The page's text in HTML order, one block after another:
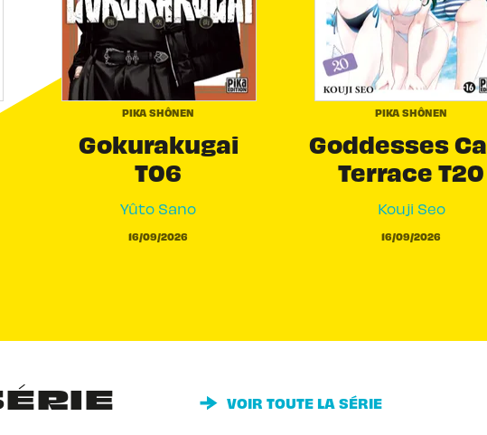
PIKA SHÔNEN
Gokurakugai
T06
Yûto Sano
16/09/2026
PIKA SHÔNEN
Goddesses
Terrace T20
Kouji Seo
16/09/2026
VOIR TOUTE LA SÉRIE